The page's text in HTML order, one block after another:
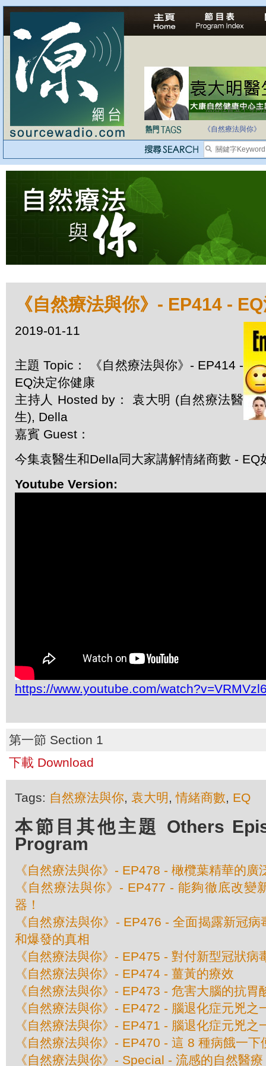
法治社會並不等同
《自然療法與你》
《自然療法與你》- EP414 -
2019-01-11
主題 Topic： 《自然療法與你》- EP414 -
EQ決定你健康
主持人 Hosted by： 袁大明 (自然療法醫
生), Della
嘉賓 Guest：
今集袁醫生和Della同大家講解情緒商數 - EQ
Youtube Version:
https://www.youtube.com/
第一節 Section 1
下載 Download
Tags: 自然療法與你, 袁大明 ,情緒商數, EQ
本節目其他主題 Others
Program
《自然療法與你》- EP478 - 橄欖葉精華的廣
《自然療法與你》- EP477 - 能夠徹底改變
器！
《自然療法與你》- EP476 - 全面揭露新冠
和爆發的真相
《自然療法與你》- EP475 - 對付新型冠狀病
《自然療法與你》- EP474 - 薑黃的療效
《自然療法與你》- EP473 - 危害大腦的抗胃
《自然療法與你》- EP472 - 腦退化症元兇之
《自然療法與你》- EP471 - 腦退化症元兇之
《自然療法與你》- EP470 - 這 8 種病餓一下
《自然療法與你》- Special - 流感的自然醫療